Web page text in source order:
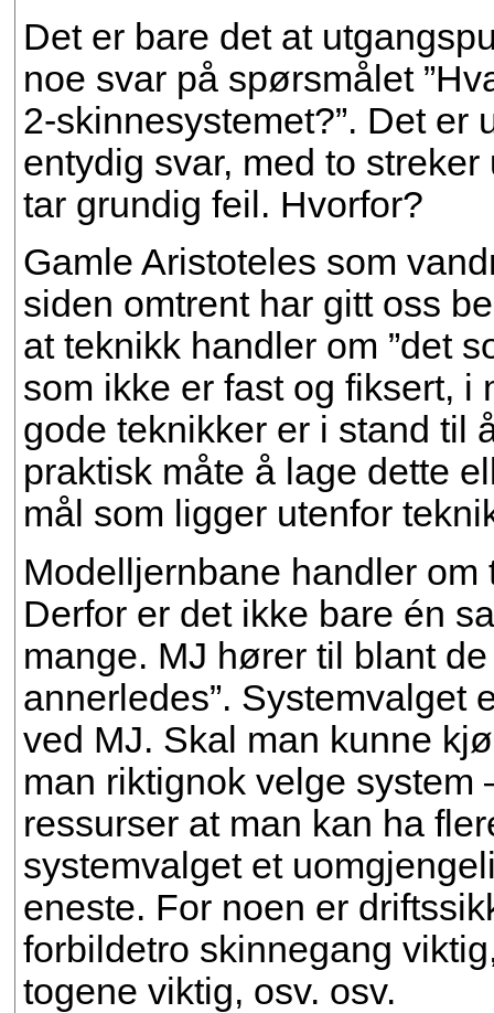
Det er bare det at
noe svar på spørsmålet
2-skinnesystemet?”. Det er
entydig svar, med to
tar grundig feil. Hvorfor?
Gamle Aristoteles som
siden omtrent har gitt oss
at teknikk handler om ”det
som ikke er fast og fiksert, i
gode teknikker er i stand til
praktisk måte å lage dette
mål som ligger utenfor
Modelljernbane handler
Derfor er det ikke bare én
mange. MJ hører til blant
annerledes”. Systemvalget
ved MJ. Skal man kunne
man riktignok velge system
ressurser at man kan ha
systemvalget et
eneste. For noen er
forbildetro skinnegang
togene viktig, osv. osv.